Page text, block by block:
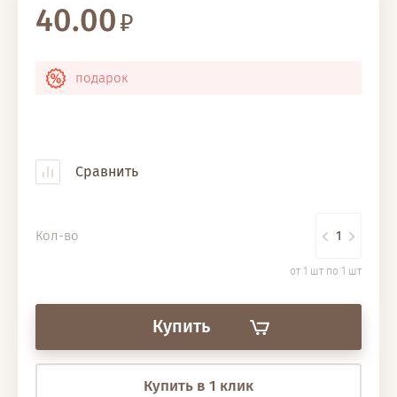
40.00
подарок
Сравнить
Кол-во
от 1 шт по 1 шт
Купить
Купить в 1 клик